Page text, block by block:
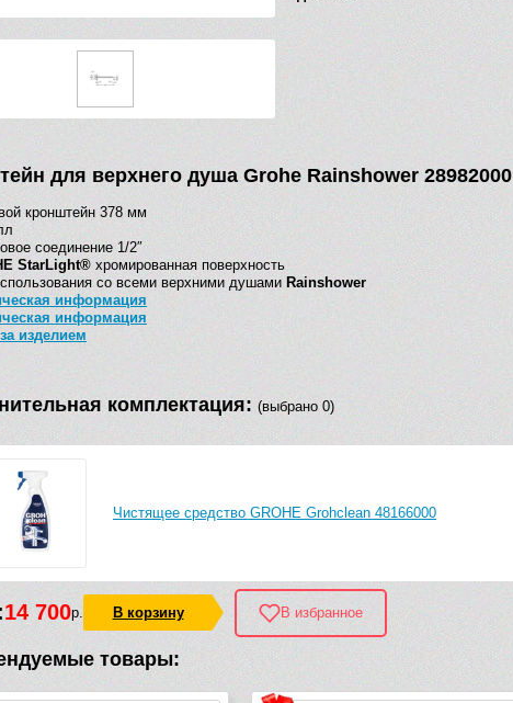
для верхнего душа Grohe Rainshower 28982000
кронштейн 378 мм
соединение 1/2″
StarLight® хромированная поверхность
со всеми верхними душами Rainshower
информация
информация
изделием
комплектация: (выбрано 0)
Чистящее средство GROHE Grohclean 48166000
14 700р. В корзину В избранное
товары: